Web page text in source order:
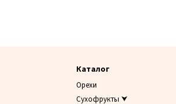
Каталог
Орехи
Сухофрукты ⮟